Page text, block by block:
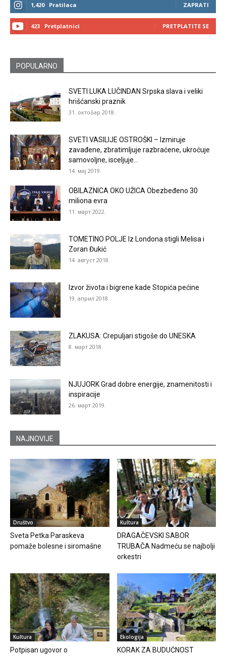
1,420 Pratilaca ZAPRATI
423 Pretplatnici PRETPLATITE SE
POPULARNO
SVETI LUKA LUČINDAN Srpska slava i veliki
hrišćanski praznik
31. октобар 2018.
SVETI VASILIJE OSTROŠKI – Izmiruje
zavađene, zbratimljuje razbraćene, ukroćuje
samovoljne, isceljuje...
14. мај 2019.
OBILAZNICA OKO UŽICA Obezbeđeno 30
miliona evra
11. март 2022.
TOMETINO POLJE Iz Londona stigli Melisa i
Zoran Đukić
14. август 2018.
Izvor života i bigrene kade Stopića pećine
19. април 2018.
ZLAKUSA: Crepuljari stigoše do UNESKA
8. март 2018.
NJUJORK Grad dobre energije, znamenitosti i
inspiracije
26. март 2019.
NAJNOVIJE
Društvo
Sveta Petka Paraskeva
pomaže bolesne i siromašne
Kultura
DRAGAČEVSKI SABOR
TRUBAČA Nadmeću se najbolji
orkestri
Kultura
Potpisan ugovor o
Ekologija
KORAK ZA BUDUĆNOST